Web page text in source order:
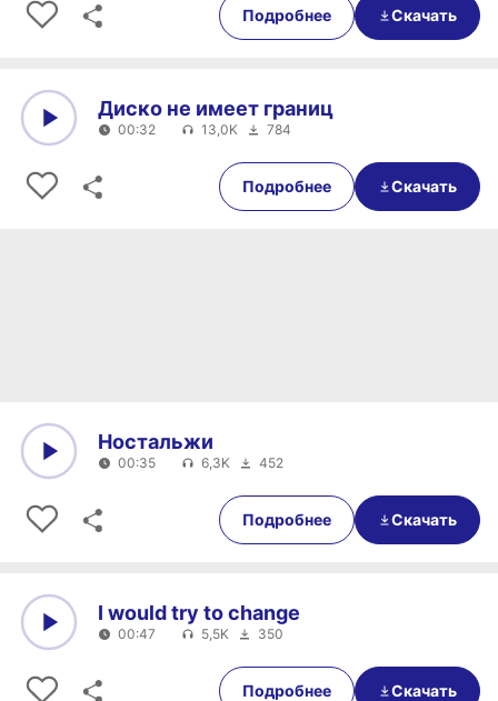
Подробнее Скачать
00:32
Диско не имеет границ
00:32 13,0K 784
Подробнее Скачать
00:35
Ностальжи
00:35 6,3K 452
Подробнее Скачать
00:47
I would try to change
00:47 5,5K 350
Подробнее Скачать